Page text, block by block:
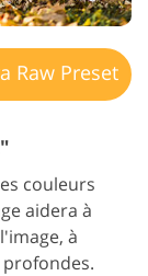
Raw Preset
couleurs
aidera à
à